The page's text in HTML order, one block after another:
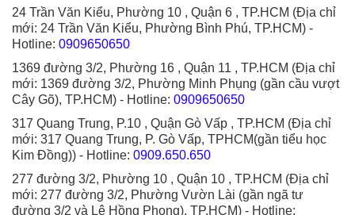
24 Trần Văn Kiểu, Phường 10 , Quận 6 , TP.HCM (Địa chỉ
mới: 24 Trần Văn Kiểu, Phường Bình Phú, TP.HCM) -
Hotline: 0909650650
1369 đường 3/2, Phường 16 , Quận 11 , TP.HCM (Địa chỉ
mới: 1369 đường 3/2, Phường Minh Phụng (gần cầu vượt
Cây Gõ), TP.HCM) - Hotline: 0909650650
317 Quang Trung, P.10 , Quận Gò Vấp , TP.HCM (Địa chỉ
mới: 317 Quang Trung, P. Gò Vấp, TPHCM(gần tiểu học
Kim Đồng)) - Hotline: 0909.650.650
277 đường 3/2, Phường 10 , Quận 10 , TP.HCM (Địa chỉ
mới: 277 đường 3/2, Phường Vườn Lài (gần ngã tư
đường 3/2 và Lê Hồng Phong), TP.HCM) - Hotline: